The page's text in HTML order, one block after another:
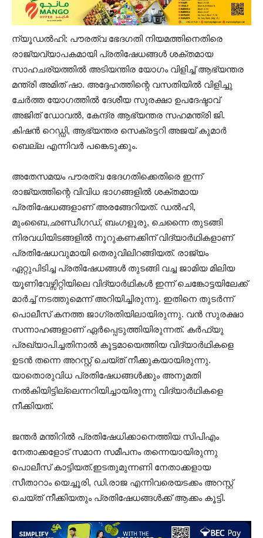
ന്യൂഡൽഹി: പൗരത്വ ഭേദഗതി നിയമത്തിനെതിരെ
രാജ്യവ്യാപകമായി പ്രതിഷേധങ്ങൾ ശക്തമായ
സാഹചര്യത്തിൽ അടിയന്തിര യോഗം വിളിച്ച് ആഭ്യന്തര
മന്ത്രി അമിത് ഷാ. അദ്ദേഹത്തിന്റെ വസതിയിൽ വിളിച്ചു
ചേര്‍ത്ത യോഗത്തിൽ ദേശീയ സുരക്ഷാ ഉപദേഷ്ടാവ്
അജിത് ഡോവല്‍, കേന്ദ്ര ആഭ്യന്തര സഹമന്ത്രി ജി.
കിഷന്‍ റെഡ്ഡി, ആഭ്യന്തര സെക്രട്ടറി അജയ് കുമാര്‍
ബെല്ല എന്നിവര്‍ പങ്കെടുക്കും.
അതേസമയം പൗരത്വ ഭേദഗതിക്കെതിരെ ഇന്ന്
രാജ്യത്തിന്റെ വിവിധ ഭാഗങ്ങളിൽ ശക്തമായ
പ്രതിഷേധങ്ങളാണ് അരങ്ങേറിയത്. ഡൽഹി,
മുംബൈ,ഛണ്ഡീഗഡ്, ബംഗളൂരു, ചെന്നൈ തുടങ്ങി
നിരവധിയിടങ്ങളിൽ നൂറുകണക്കിന് വിദ്യാർഥികളാണ്
പ്രതിഷേധവുമായി തെരുവിലിറങ്ങിയത്. രാജ്യം
ഏറ്റുപിടിച്ച പ്രതിഷേധങ്ങൾ തുടങ്ങി വച്ച ജാമിയ മിലിയ
യൂണിവേഴ്സിറ്റിയിലെ വിദ്യാര്‍ഥികൾ ഇന്ന് ചെങ്കോട്ടയിലേക്ക്
മാർച്ച് നടത്തുമെന്ന് അറിയിച്ചിരുന്നു. ഇതിനെ തുടർന്ന്
പൊലീസ് കനത്ത ജാഗ്രതിയിലായിരുന്നു. വൻ സുരക്ഷാ
സന്നാഹങ്ങളാണ് ഏര്‍പ്പെടുത്തിയിരുന്ന‌ത്. കർഫ്യു
പ്രഖ്യാപിച്ചതിനാൽ കൂട്ടമായെത്തിയ വിദ്യാർഥികളെ
ഉടൻ തന്നെ അറസ്റ്റ് ചെയ്ത് നീക്കുകയായിരുന്നു.
യാതൊരുവിധ പ്രതിഷേധങ്ങൾക്കും അനുമതി
നൽകിയിട്ടില്ലെന്നറിയിച്ചായിരുന്നു വിദ്യാർഥികളെ
നീക്കിയത്.
ജന്തർ മന്തിറിൽ പ്രതിഷേധിക്കാനെത്തിയ സിപിഎം
നേതാക്കളോട് സമാന സമീപനം തന്നെയായിരുന്നു
പൊലീസ് കാട്ടിയത്.ഇടതുമുന്നണി നേതാക്കളായ
സീതാറാം യെച്ചൂരി, ഡി.രാജ എന്നിവരെയടക്കം അറസ്റ്റ്
ചെയ്ത് നീക്കിയതും പ്രതിഷേധങ്ങൾക്ക് ആക്കം കൂട്ടി.